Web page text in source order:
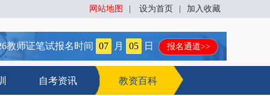
网站地图 设为首页 加入收藏
教师证笔试报名时间 07 月 05 日 报名通道>>
自考资讯 教资百科